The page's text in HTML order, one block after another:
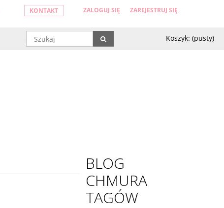
ZAREJESTRUJ SIĘ
ZALOGUJ SIĘ
KONTAKT
Koszyk: (pusty)
BLOG
CHMURA
TAGÓW